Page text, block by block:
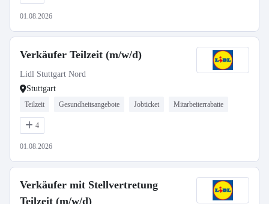
01.08.2026
Verkäufer Teilzeit (m/w/d)
Lidl Stuttgart Nord
Stuttgart
Teilzeit Gesundheitsangebote Jobticket Mitarbeiterrabatte
4
01.08.2026
Verkäufer mit Stellvertretung
Teilzeit (m/w/d)